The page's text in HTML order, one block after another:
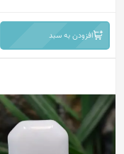
افزودن به سبد